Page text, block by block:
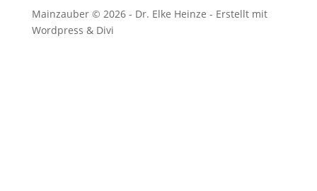
Mainzauber © 2026 - Dr. Elke Heinze - Erstellt mit
Wordpress & Divi